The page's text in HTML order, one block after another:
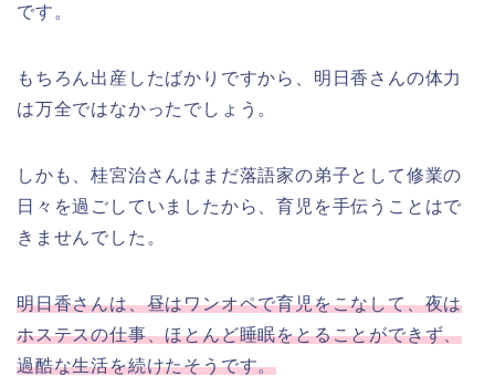
です。
もちろん出産したばかりですから、明日香さんの体力
は万全ではなかったでしょう。
しかも、桂宮治さんはまだ落語家の弟子として修業の
日々を過ごしていましたから、育児を手伝うことはで
きませんでした。
明日香さんは、昼はワンオペで育児をこなして、夜は
ホステスの仕事、ほとんど睡眠をとることができず、
過酷な生活を続けたそうです。